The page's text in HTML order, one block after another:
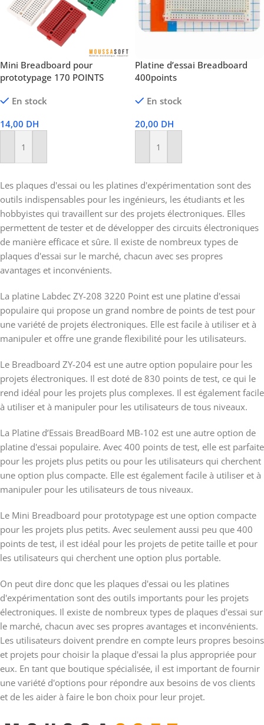
Mini Breadboard pour
prototypage 170 POINTS
En stock
14,00 DH
Ajouter Au Panier
Platine d’essai Breadboard
400points
En stock
20,00 DH
Ajouter Au Panier
Les plaques d'essai ou les platines d'expérimentation sont des
outils indispensables pour les ingénieurs, les étudiants et les
hobbyistes qui travaillent sur des projets électroniques. Elles
permettent de tester et de développer des circuits électroniques
de manière efficace et sûre. Il existe de nombreux types de
plaques d'essai sur le marché, chacun avec ses propres
avantages et inconvénients.
La platine Labdec ZY-208 3220 Point est une platine d'essai
populaire qui propose un grand nombre de points de test pour
une variété de projets électroniques. Elle est facile à utiliser et à
manipuler et offre une grande flexibilité pour les utilisateurs.
Le Breadboard ZY-204 est une autre option populaire pour les
projets électroniques. Il est doté de 830 points de test, ce qui le
rend idéal pour les projets plus complexes. Il est également facile
à utiliser et à manipuler pour les utilisateurs de tous niveaux.
La Platine d’Essais BreadBoard MB-102 est une autre option de
platine d'essai populaire. Avec 400 points de test, elle est parfaite
pour les projets plus petits ou pour les utilisateurs qui cherchent
une option plus compacte. Elle est également facile à utiliser et à
manipuler pour les utilisateurs de tous niveaux.
Le Mini Breadboard pour prototypage est une option compacte
pour les projets plus petits. Avec seulement aussi peu que 400
points de test, il est idéal pour les projets de petite taille et pour
les utilisateurs qui cherchent une option plus portable.
On peut dire donc que les plaques d'essai ou les platines
d'expérimentation sont des outils importants pour les projets
électroniques. Il existe de nombreux types de plaques d'essai sur
le marché, chacun avec ses propres avantages et inconvénients.
Les utilisateurs doivent prendre en compte leurs propres besoins
et projets pour choisir la plaque d'essai la plus appropriée pour
eux. En tant que boutique spécialisée, il est important de fournir
une variété d'options pour répondre aux besoins de vos clients
et de les aider à faire le bon choix pour leur projet.